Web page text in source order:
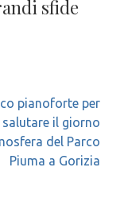
sfide
pianoforte per
salutare il giorno
del Parco
Piuma a Gorizia